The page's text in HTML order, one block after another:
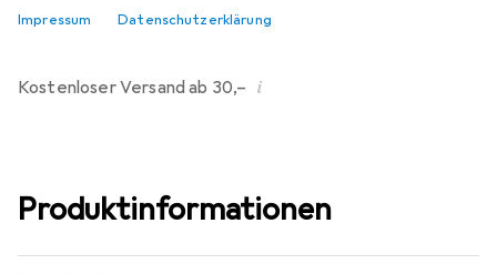
Impressum Datenschutzerklärung
Vergleichen
Kostenloser Versand ab 30,– i
Produktinformationen